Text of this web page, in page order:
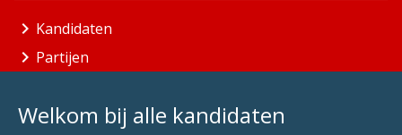
Welkom bij alle kandidaten
Kandidaten
Partijen
Aandachtsgebieden